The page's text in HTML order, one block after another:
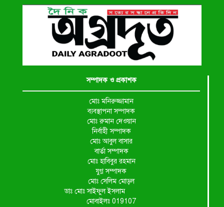
সম্পাদক ও প্রকাশক
মোঃ মনিরুজ্জামান
ব্যবস্থাপনা সম্পাদক
মোঃ রুমান দেওয়ান
নির্বাহী সম্পাদক
মোঃ আবুল বাসার
বার্তা সম্পাদক
মোঃ হাবিবুর রহমান
যুগ্ন সম্পাদক
মোঃ সেলিম মোড়ল
ডাঃ মোঃ সাইফুল ইসলাম
মোবাইলঃ 019107